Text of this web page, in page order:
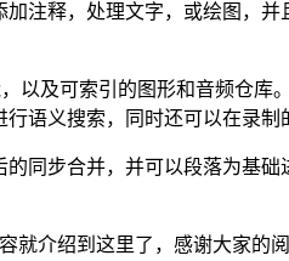
注释，处理文字，或绘图，
以及可索引的图形和音频仓
语义搜索，同时还可以在录制
同步合并，并可以段落为基
就介绍到这里了，感谢大家的